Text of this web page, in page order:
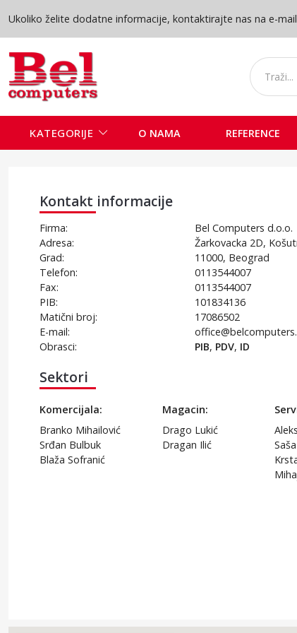
Ukoliko želite dodatne informacije, kontaktirajte nas na e-
KATEGORIJE O NAMA REFERENCE
Kontakt informacije
Firma:
Bel Computers d.o.o.
Adresa:
Žarkovacka 2D,
Grad:
11000, Beograd
Telefon:
0113544007
Fax:
0113544007
PIB:
101834136
Matični broj:
17086502
E-mail:
Obrasci:
PIB, PDV, ID
Sektori
Komercijala:
Branko Mihailović
Srđan Bulbuk
Blaža Sofranić
Magacin:
Drago Lukić
Dragan Ilić